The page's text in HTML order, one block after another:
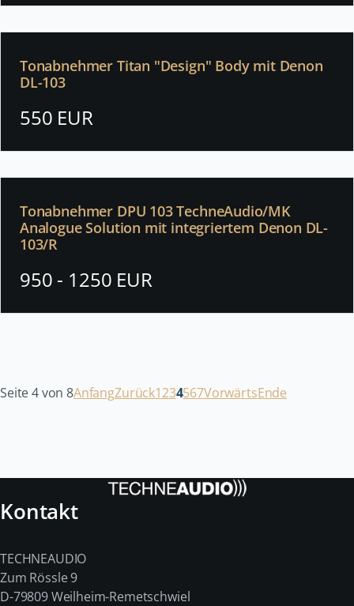
Tonabnehmer Titan "Design" Body mit Denon
DL-103
550 EUR
Tonabnehmer DPU 103 TechneAudio/MK
Analogue Solution mit integriertem Denon DL-
103/R
950 - 1250 EUR
Seite 4 von 8AnfangZurück1234567VorwärtsEnde
Kontakt
TECHNEAUDIO
Zum Rössle 9
D-79809 Weilheim-Remetschwiel